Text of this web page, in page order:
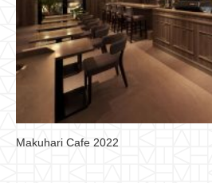
Makuhari Cafe 2022